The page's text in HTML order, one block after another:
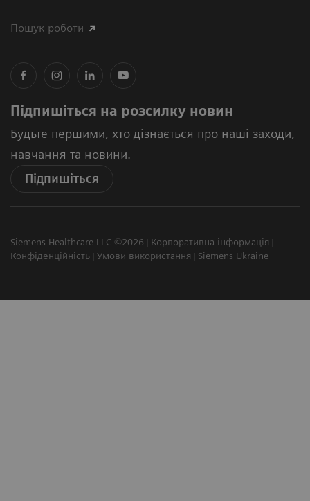
Пошук роботи
Підпишіться на розсилку новин
Будьте першими, хто дізнається про наші заходи,
навчання та новини.
Підпишіться
Siemens Healthcare LLC ©2026
Корпоративна інформація
Конфіденційність
Умови використання Siemens Ukraine